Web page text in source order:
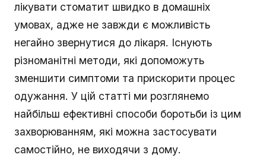
лікувати стоматит швидко в домашніх
умовах, адже не завжди є можливість
негайно звернутися до лікаря. Існують
різноманітні методи, які допоможуть
зменшити симптоми та прискорити процес
одужання. У цій статті ми розглянемо
найбільш ефективні способи боротьби із цим
захворюванням, які можна застосувати
самостійно, не виходячи з дому.